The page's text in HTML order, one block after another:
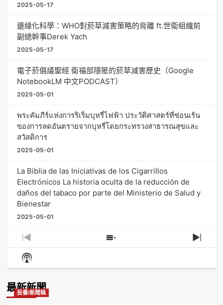
2025-05-17
邊緣化科學：WHO對菸草減害策略的背離 ft.世衛組織前
副總幹事Derek Yach
2025-05-17
電子菸倡議聖經 衛福部隱匿的菸草減害歷史（Google
NotebookLM 中文PODCAST）
2025-05-01
พระคัมภีร์แห่งการริเริ่มบุหรี่ไฟฟ้า ประวัติศาสตร์ที่ซ่อนเร้น
ของการลดอันตรายจากบุหรี่โดยกระทรวงสาธารณสุขและ
สวัสดิการ
2025-05-01
La Biblia de las Iniciativas de los Cigarrillos
Electrónicos La historia oculta de la reducción de
daños del tabaco por parte del Ministerio de Salud y
Bienestar
2025-05-01
Previous
Episode
Show
Episodes
Next
Show
Podcast
最新新聞
投書/新聞稿